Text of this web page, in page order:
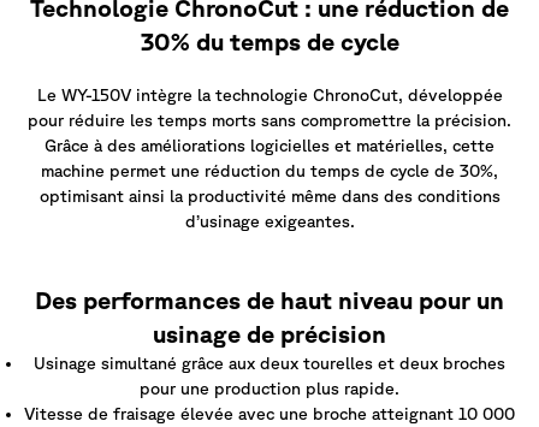
Technologie ChronoCut : une réduction de
30% du temps de cycle
Le WY-150V intègre la technologie ChronoCut, développée
pour réduire les temps morts sans compromettre la précision.
Grâce à des améliorations logicielles et matérielles, cette
machine permet une réduction du temps de cycle de 30%,
optimisant ainsi la productivité même dans des conditions
d’usinage exigeantes.
Des performances de haut niveau pour un
usinage de précision
Usinage simultané grâce aux deux tourelles et deux broches
pour une production plus rapide.
Vitesse de fraisage élevée avec une broche atteignant 10 000